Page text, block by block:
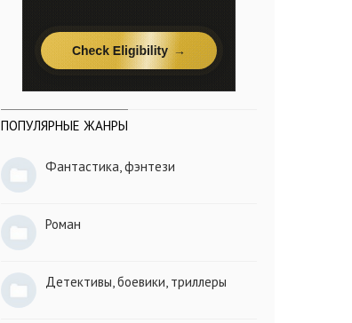
ПОПУЛЯРНЫЕ ЖАНРЫ
Фантастика, фэнтези
Роман
Детективы, боевики, триллеры